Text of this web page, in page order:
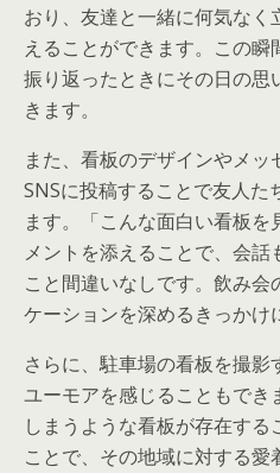
おり、友達と一緒に何気なく
えることができます。この
振り返ったときにその日の
きます。
また、看板のデザインやメッ
SNSに投稿することで友人た
ます。「こんな面白い看板
メントを添えることで、会
こと間違いなしです。飲み
ケーションを深めるきっかけ
さらに、駐車場の看板を撮
ユーモアを感じることもでき
しまうような看板が存在す
ことで、その地域に対する